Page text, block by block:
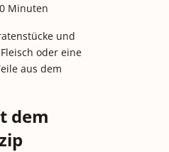
Minuten
und
oder eine
aus dem
dem